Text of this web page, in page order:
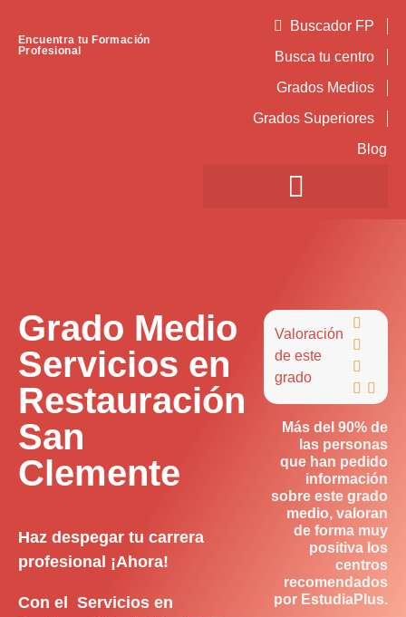
Encuentra tu Formación
Profesional
Buscador FP
Busca tu centro
Grados Medios
Grados Superiores
Blog
Grado Medio
Servicios en
Restauración
San
Clemente
Haz despegar tu carrera
profesional ¡Ahora!
Con el Servicios en
Valoración
de este
grado



 
Más del 90% de
las personas
que han pedido
información
sobre este grado
medio, valoran
de forma muy
positiva los
centros
recomendados
por EstudiaPlus.